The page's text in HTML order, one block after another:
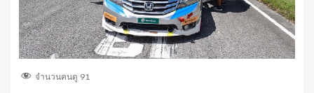
จำนวนคนดู 91